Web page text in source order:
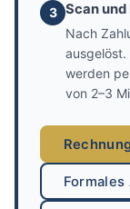
3 Scan
Nach
ausgelöst.
werden
von 2–3